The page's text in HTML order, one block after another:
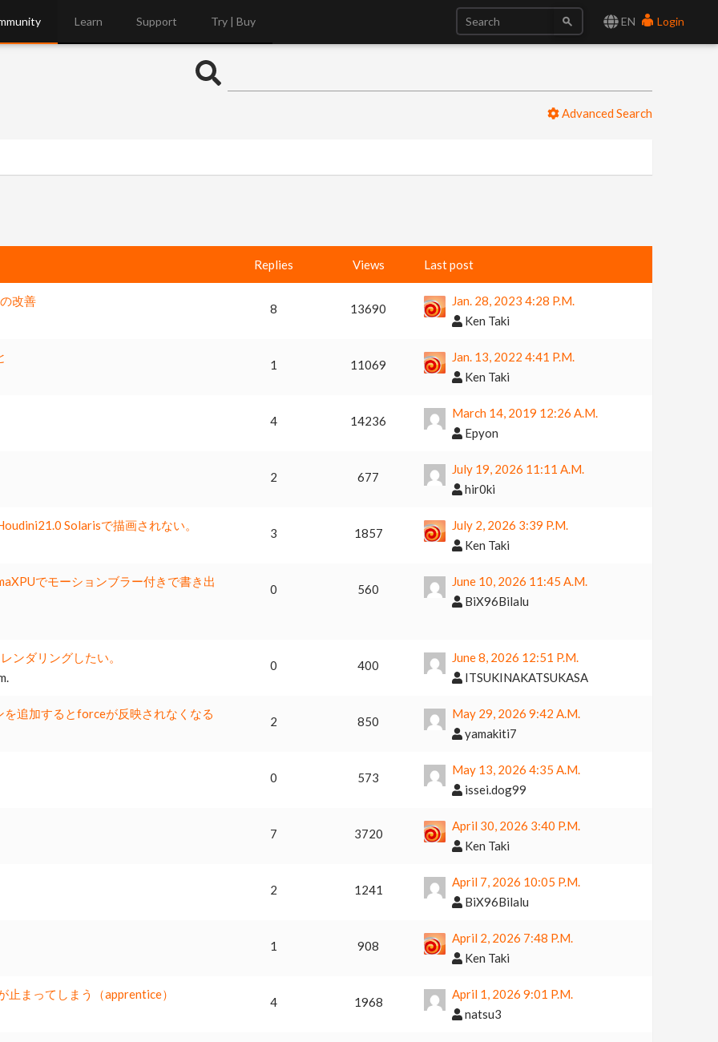
EN Login
Learn Support Try | Buy
Advanced Search
Replies Views Last post
改善
8 13690
Jan. 28, 2023 4:28 P.m.
Ken Taki
1 11069
Jan. 13, 2022 4:41 P.m.
Ken Taki
4 14236
March 14, 2019 12:26 A.m.
Epyon
2 677
July 19, 2026 11:11 A.m.
hir0ki
Solarisで描画されない。
3 1857
July 2, 2026 3:39 P.m.
Ken Taki
でモーションブラー付きで書き出
0 560
June 10, 2026 11:45 A.m.
BiX96Bilalu
ンダリングしたい。
0 400
June 8, 2026 12:51 P.m.
ITSUKINAKATSUKASA
追加するとforceが反映されなくなる
2 850
May 29, 2026 9:42 A.m.
yamakiti7
0 573
May 13, 2026 4:35 A.m.
issei.dog99
7 3720
April 30, 2026 3:40 P.m.
Ken Taki
2 1241
April 7, 2026 10:05 P.m.
BiX96Bilalu
1 908
April 2, 2026 7:48 P.m.
Ken Taki
まってしまう（apprentice）
4 1968
April 1, 2026 9:01 P.m.
natsu3